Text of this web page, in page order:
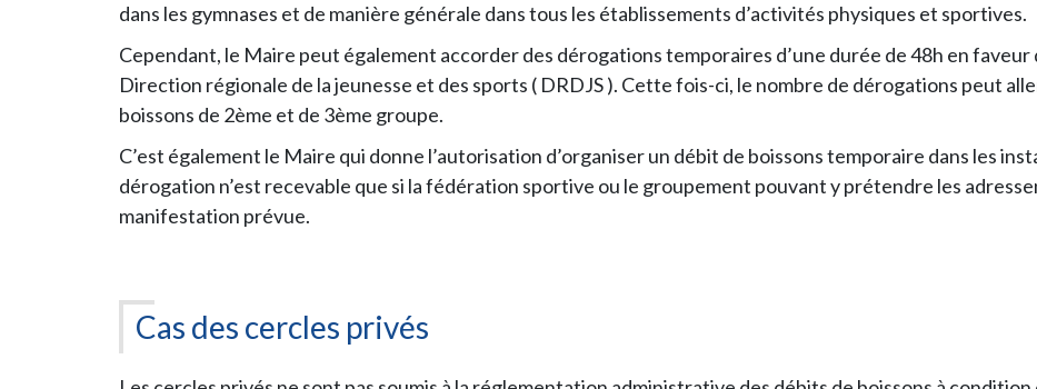
dans les gymnases et de manière générale dans tous les établissements d’activités physiques et sportives.
Cependant, le Maire peut également accorder des dérogations temporaires d’une durée de 48h en
Direction régionale de la jeunesse et des sports ( DRDJS ). Cette fois-ci, le nombre de dérogations peut
boissons de 2ème et de 3ème groupe.
C’est également le Maire qui donne l’autorisation d’organiser un débit de boissons temporaire dans les
dérogation n’est recevable que si la fédération sportive ou le groupement pouvant y prétendre les
manifestation prévue.
Cas des cercles privés